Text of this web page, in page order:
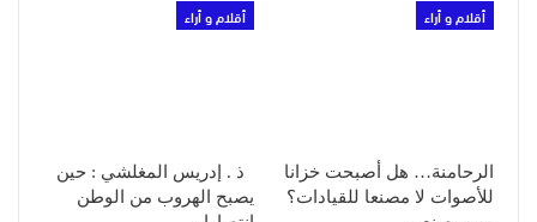
أقلام و أراء
الرحامنة… هل أصبحت خزانا
للأصوات لا مصنعا للقيادات؟
أقلام و أراء
ذ . إدريس المغلشي : حين
يصبح الهروب من الوطن